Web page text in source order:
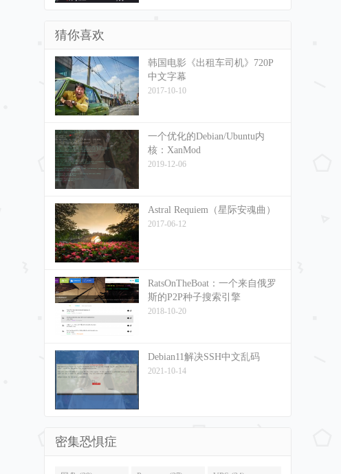
猜你喜欢
韩国电影《出租车司机》720P
中文字幕
2017-10-10
一个优化的Debian/Ubuntu内
核：XanMod
2019-12-06
Astral Requiem（星际安魂曲）
2017-06-12
RatsOnTheBoat：一个来自俄罗
斯的P2P种子搜索引擎
2018-10-20
Debian11解决SSH中文乱码
2021-10-14
密集恐惧症